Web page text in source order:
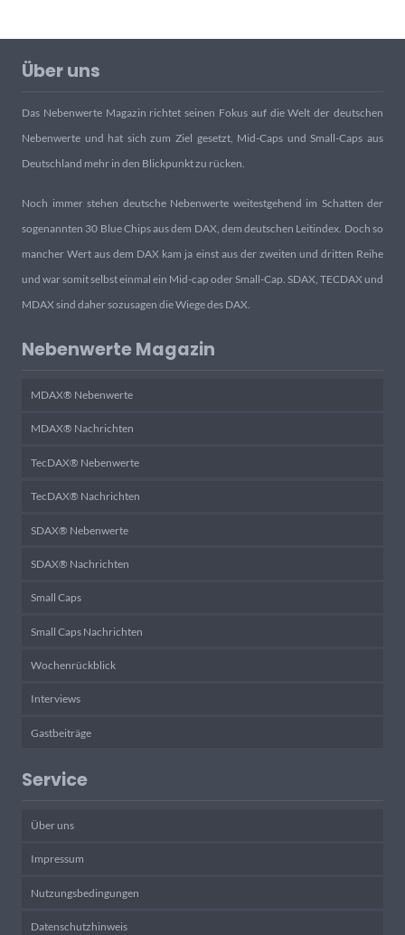
Über uns
Das Nebenwerte Magazin richtet seinen Fokus auf die Welt der deutschen
Nebenwerte und hat sich zum Ziel gesetzt, Mid-Caps und Small-Caps aus
Deutschland mehr in den Blickpunkt zu rücken.
Noch immer stehen deutsche Nebenwerte weitestgehend im Schatten der
sogenannten 30 Blue Chips aus dem DAX, dem deutschen Leitindex. Doch so
mancher Wert aus dem DAX kam ja einst aus der zweiten und dritten Reihe
und war somit selbst einmal ein Mid-cap oder Small-Cap. SDAX, TECDAX und
MDAX sind daher sozusagen die Wiege des DAX.
Nebenwerte Magazin
MDAX® Nebenwerte
MDAX® Nachrichten
TecDAX® Nebenwerte
TecDAX® Nachrichten
SDAX® Nebenwerte
SDAX® Nachrichten
Small Caps
Small Caps Nachrichten
Wochenrückblick
Interviews
Gastbeiträge
Service
Über uns
Impressum
Nutzungsbedingungen
Datenschutzhinweis